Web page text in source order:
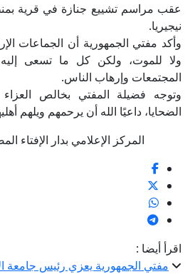
عقب مراسم تشييع جنازة في قرية
نيجيريا.
وأكد مفتي الجمهورية أن الجماعات
ولا للموت، ولكن كل ما تسعى إليه
المجتمعات وإرهاب الناس.
وتوجه فضيلة المفتي بخالص
الضحايا، داعيًا الله أن يرحمهم ويلهم
المركز الإعلامي بدار الإفتاء المصرية
اقرأ أيضا :
مفتي الجمهورية يعزي رئيس جامعة